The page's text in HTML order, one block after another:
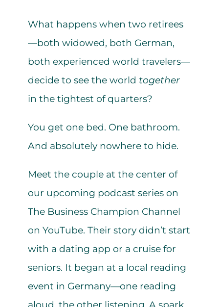
What happens when two retirees
—both widowed, both German,
both experienced world travelers—
decide to see the world together
in the tightest of quarters?
You get one bed. One bathroom.
And absolutely nowhere to hide.
Meet the couple at the center of
our upcoming podcast series on
The Business Champion Channel
on YouTube. Their story didn’t start
with a dating app or a cruise for
seniors. It began at a local reading
event in Germany—one reading